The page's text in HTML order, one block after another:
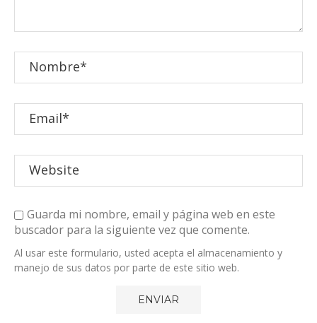
Guarda mi nombre, email y página web en este
buscador para la siguiente vez que comente.
Al usar este formulario, usted acepta el almacenamiento y
manejo de sus datos por parte de este sitio web.